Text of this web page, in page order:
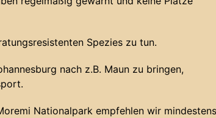
Spezies zu tun.
nach z.B. Maun zu bringen,
Nationalpark empfehlen wir mindestens